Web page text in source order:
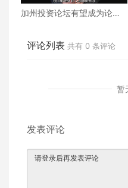
加州投资论坛有望成为论坛
评论列表 共有 0 条评论
暂
发表评论